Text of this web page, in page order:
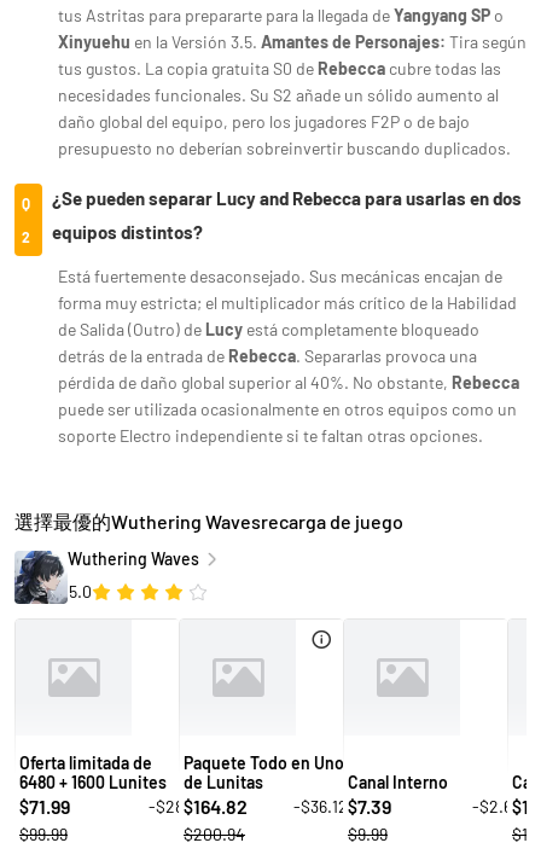
tus Astritas para prepararte para la llegada deYangyang SP o
Xinyuehu en la Versión 3.5. Amantes de Personajes: Tira según
tus gustos. La copia gratuita S0 de Rebecca cubre todas las
necesidades funcionales. Su S2 añade un sólido aumento al
daño global del equipo, pero los jugadores F2P o de bajo
presupuesto no deberían sobreinvertir buscando duplicados.
Q
2
¿Se pueden separar Lucy and Rebecca para usarlas en dos
equipos distintos?
Está fuertemente desaconsejado. Sus mecánicas encajan de
forma muy estricta; el multiplicador más crítico de la Habilidad
de Salida (Outro) de Lucy está completamente bloqueado
detrás de la entrada de Rebecca. Separarlas provoca una
pérdida de daño global superior al 40%. No obstante, Rebecca
puede ser utilizada ocasionalmente en otros equipos como un
soporte Electro independiente si te faltan otras opciones.
選擇最優的Wuthering Wavesrecarga de juego
Wuthering Waves
5.0
Oferta limitada de
6480 + 1600 Lunites
$71.99
-$28
$99.99
Paquete Todo en Uno
de Lunitas
$164.82
-$36.12
$200.94
Canal Interno
$7.39
-$2.6
$9.99
$